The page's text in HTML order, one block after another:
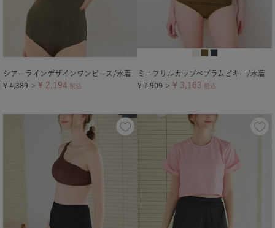
シアーラインデザインワンピース/水着
¥ 4,389 ＞ ¥ 2,194 税込
ミニフリルカップペプラムビキニ/水着
¥ 7,909 ＞ ¥ 3,163 税込